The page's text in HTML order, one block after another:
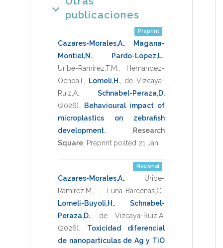
publicaciones
Preprint
Cazares-Morales,A.
Magana-
Montiel,N.
Pardo-Lopez,L.
Uribe-Ramirez,T.M.
Hernandez-
Ochoa,I.
Lomeli,H., de Vizcaya-
Ruiz,A.
Schnabel-Peraza,D.
(2026)
Behavioural impact of
microplastics on zebrafish
development.
Research
Square Preprint posted 21 Jan
Nacional
Cazares-Morales,A.
Uribe-
Ramirez,M.
Luna-Barcenas,G.
Lomeli-Buyoli,H.
Schnabel-
Peraza,D.
de Vizcaya-Ruiz,A.
(2026)
Toxicidad diferencial
de nanopartículas de Ag y TiO